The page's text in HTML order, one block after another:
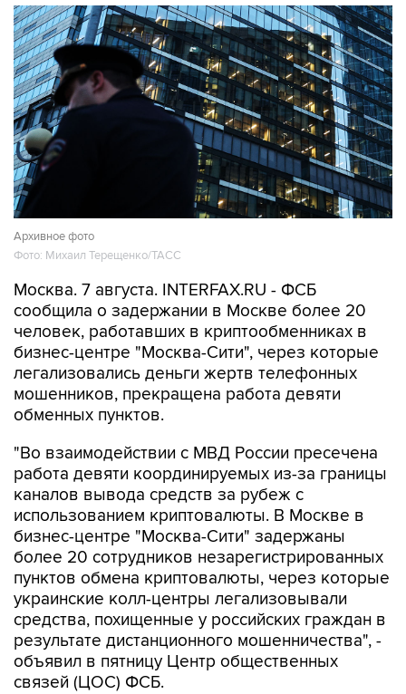
Архивное фото
Фото: Михаил Терещенко/ТАСС
Москва. 7 августа. INTERFAX.RU - ФСБ
сообщила о задержании в Москве более 20
человек, работавших в криптообменниках в
бизнес-центре "Москва-Сити", через которые
легализовались деньги жертв телефонных
мошенников, прекращена работа девяти
обменных пунктов.
"Во взаимодействии с МВД России пресечена
работа девяти координируемых из-за границы
каналов вывода средств за рубеж с
использованием криптовалюты. В Москве в
бизнес-центре "Москва-Сити" задержаны
более 20 сотрудников незарегистрированных
пунктов обмена криптовалюты, через которые
украинские колл-центры легализовывали
средства, похищенные у российских граждан в
результате дистанционного мошенничества", -
объявил в пятницу Центр общественных
связей (ЦОС) ФСБ.